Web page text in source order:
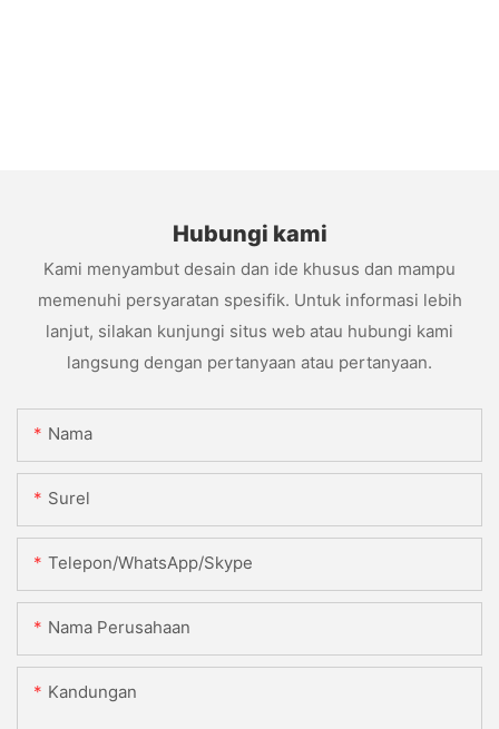
Hubungi kami
Kami menyambut desain dan ide khusus dan mampu
memenuhi persyaratan spesifik. Untuk informasi lebih
lanjut, silakan kunjungi situs web atau hubungi kami
langsung dengan pertanyaan atau pertanyaan.
Nama
Surel
Telepon/WhatsApp/Skype
Nama Perusahaan
Kandungan